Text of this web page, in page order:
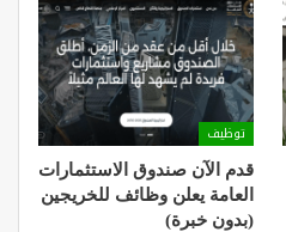
توظيف
قدم الآن صندوق الاستثمارات
العامة يعلن وظائف للخريجين
(بدون خبرة)